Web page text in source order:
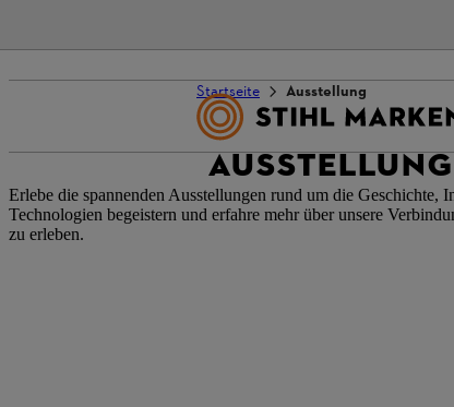
Startseite Ausstellung
AUSSTELLUNG
Erlebe die spannenden Ausstellungen rund um die
Technologien begeistern und erfahre mehr über unsere
zu erleben.